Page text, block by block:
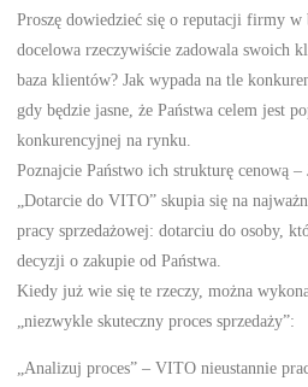
Proszę dowiedzieć się o reputacji firmy
docelowa rzeczywiście zadowala swoich
baza klientów? Jak wypada na tle
gdy będzie jasne, że Państwa celem jest
konkurencyjnej na rynku.
Poznajcie Państwo ich strukturę cenową
„Dotarcie do VITO” skupia się na
pracy sprzedażowej: dotarciu do osoby,
decyzji o zakupie od Państwa.
Kiedy już wie się te rzeczy, można
„niezwykle skuteczny proces sprzedaży”:
„Analizuj proces” – VITO nieustannie